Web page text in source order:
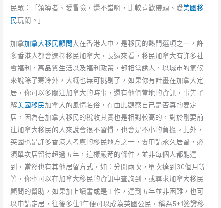
民眾：「領導者、愛冒險，還不錯啊，比較喜歡帶頭、愛美國移
民玩鬧。」
加拿加拿大移民顧問大在香港人中，是移民的熱門選項之一，許
多香港人都會選擇移民加拿大，長遠來看，移民加拿大有許多社
會福利，高品質生活以及福利政策，都相當誘人，以城市的氣候
來說除了寒冷外，大概也無可挑剔了，如果你有計畫在加拿大定
居，你可以多關注加拿大的時事，還有他們當地的資訊，事先了
解美國移民加拿大的風情名俗，在由此觀察自己是否真的要定
居，因為在加拿大移民的稅收其實也是相對較高的，對於剛要前
往加拿大移民的人來說會很不習慣，也會是不小的負擔。此外，
英國也是許多香港人考慮的移民地方之一，要申請永久居留，必
須單次居留待超過五年，這樣嚴苛的條件，並非每個人都能達
到，當然也有其他居留方式，如：分開兩次，單次達到30個月等
等，你也可以在加拿大移民的資訊中查詢到，或尋求加拿大移民
顧問的幫助，如果加上讀書或是工作，達到五年並非困難，也可
以申請定居，往後多住1年便可以成為英國公民，稱為5+1簽證移